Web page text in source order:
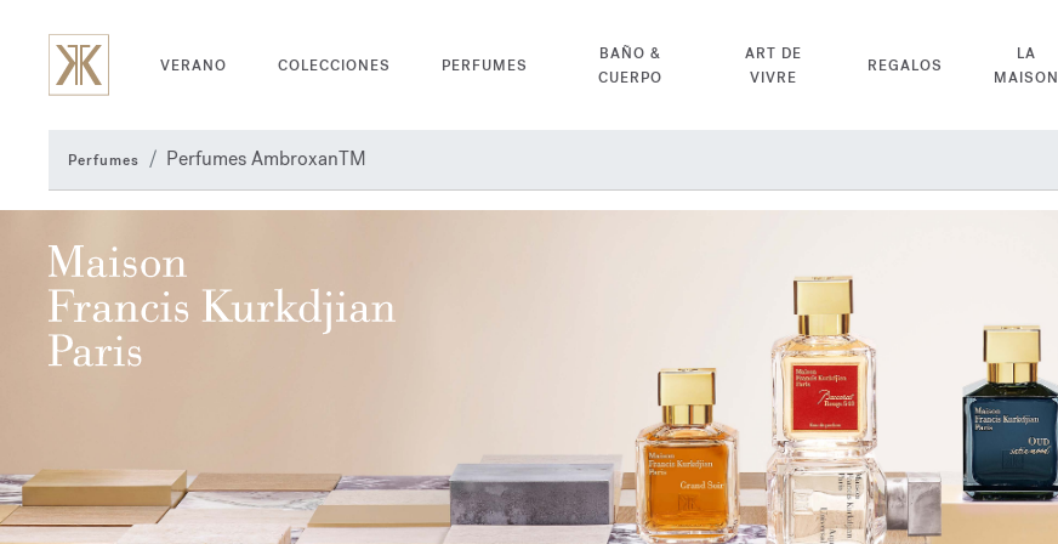
VERANO COLECCIONES PERFUMES
BAÑO &
CUERPO
ART DE
VIVRE
REGALOS
LA
MAISON
Perfumes Perfumes AmbroxanTM